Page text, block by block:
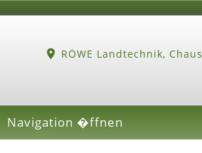
RÖWE Landtechnik,
Navigation �ffnen